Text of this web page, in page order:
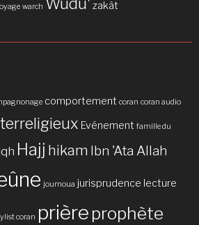
warch zakât
comportement coran coran audio
Evénement famille du
Hajj hikam Ibn 'Ata Allah
joumoua jurisprudence lecture
coran prière prophète